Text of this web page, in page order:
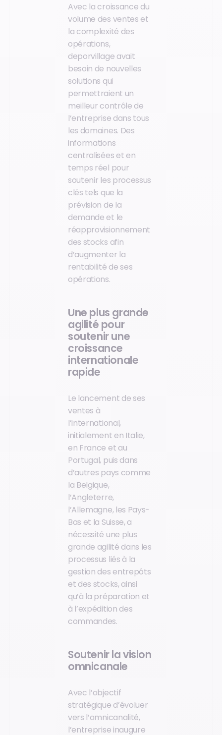
Avec la croissance du
volume des ventes et
la complexité des
opérations,
deporvillage avait
besoin de nouvelles
solutions qui
permettraient un
meilleur contrôle de
l’entreprise dans tous
les domaines. Des
informations
centralisées et en
temps réel pour
soutenir les processus
clés tels que la
prévision de la
demande et le
réapprovisionnement
des stocks afin
d’augmenter la
rentabilité de ses
opérations.
Une plus grande
agilité pour
soutenir une
croissance
internationale
rapide
Le lancement de ses
ventes à
l’international,
initialement en Italie,
en France et au
Portugal, puis dans
d’autres pays comme
la Belgique,
l’Angleterre,
l’Allemagne, les Pays-
Bas et la Suisse, a
nécessité une plus
grande agilité dans les
processus liés à la
gestion des entrepôts
et des stocks, ainsi
qu’à la préparation et
à l’expédition des
commandes.
Soutenir la vision
omnicanale
Avec l’objectif
stratégique d’évoluer
vers l’omnicanalité,
l’entreprise inaugure